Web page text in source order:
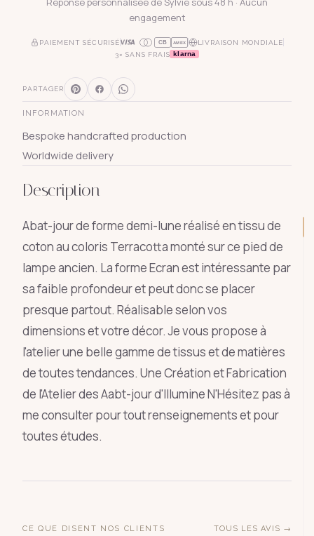
engagement
PAIEMENT SÉCURISÉ CB AMEX
LIVRAISON MONDIALE
3× SANS FRAIS klarna
PARTAGER
INFORMATION
Bespoke handcrafted production
Worldwide delivery
Description
Abat-jour de forme demi-lune réalisé en tissu de
coton au coloris Terracotta monté sur ce pied de
lampe ancien. La forme Ecran est intéressante par
sa faible profondeur et peut donc se placer
presque partout. Réalisable selon vos
dimensions et votre décor. Je vous propose à
l'atelier une belle gamme de tissus et de matières
de toutes tendances. Une Création et Fabrication
de l'Atelier des Aabt-jour d'Illumine N'Hésitez pas à
me consulter pour tout renseignements et pour
toutes études.
CE QUE DISENT NOS CLIENTS TOUS LES AVIS →